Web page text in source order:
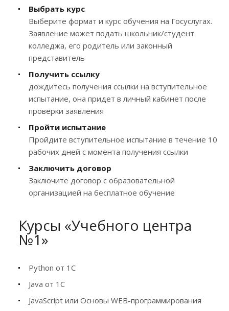
Выбрать курс
Выберите формат и курс обучения на Госуслугах.
Заявление может подать школьник/студент
колледжа, его родитель или законный
представитель
Получить ссылку
дождитесь получения ссылки на вступительное
испытание, она придет в личный кабинет после
проверки заявления
Пройти испытание
Пройдите вступительное испытание в течение 10
рабочих дней с момента получения ссылки
Заключить договор
Заключите договор с образовательной
организацией на бесплатное обучение
Курсы «Учебного центра
№1»
Python от 1С
Java от 1С
JavaScript или Основы WEB-программирования